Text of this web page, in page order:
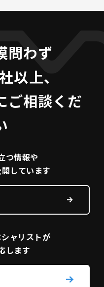
問わず
以上、
ご相談くだ
つ情報や
しています
ャリストが
します